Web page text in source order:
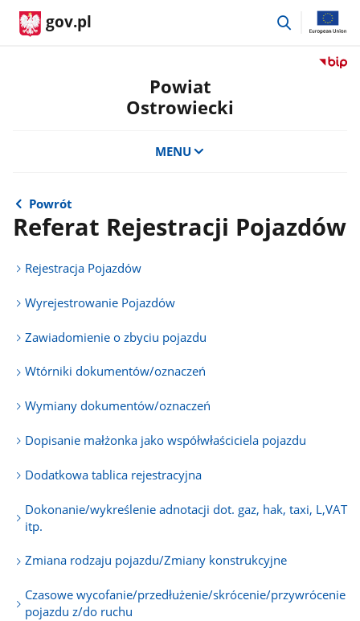
gov.pl
przejdź
Przejdź
Powiat
Ostrowiecki
MENU
Powrót
Referat Rejestracji Pojazdów
Rejestracja Pojazdów
Wyrejestrowanie Pojazdów
Zawiadomienie o zbyciu pojazdu
Wtórniki dokumentów/oznaczeń
Wymiany dokumentów/oznaczeń
Dopisanie małżonka jako współwłaściciela pojazdu
Dodatkowa tablica rejestracyjna
Dokonanie/wykreślenie adnotacji dot. gaz, hak, taxi, L,VAT
itp.
Zmiana rodzaju pojazdu/Zmiany konstrukcyjne
Czasowe wycofanie/przedłużenie/skrócenie/przywrócenie
pojazdu z/do ruchu